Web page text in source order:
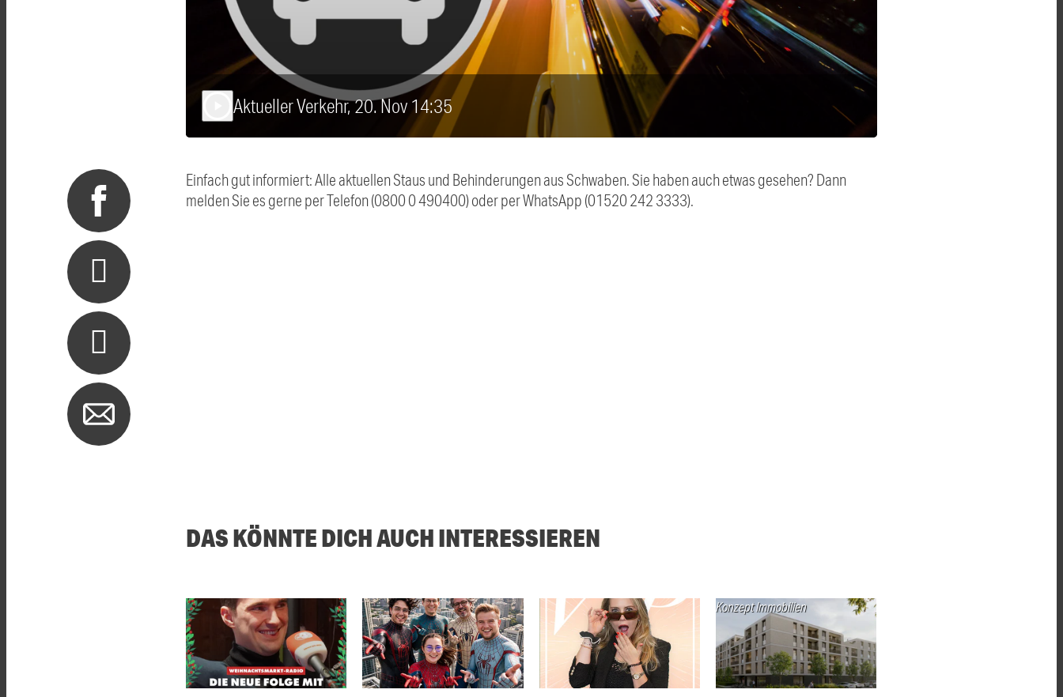
Aktueller Verkehr, 20. Nov 14:35
Einfach gut informiert: Alle aktuellen Staus und Behinderungen aus Schwaben. Sie haben auch etwas gesehen? Dann
melden Sie es gerne per Telefon (0800 0 490400) oder per WhatsApp (01520 242 3333).
DAS KÖNNTE DICH AUCH INTERESSIEREN
Konzept Immobilien